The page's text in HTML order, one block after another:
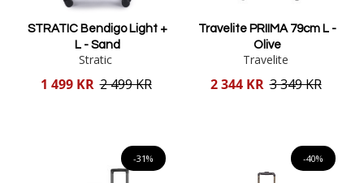
STRATIC Bendigo Light +
L - Sand
Stratic
Reducerat
1 499 KR 2 499 KR
Travelite PRIIMA 79cm L -
Olive
Travelite
Reducerat
2 344 KR 3 349 KR
-31% -40%